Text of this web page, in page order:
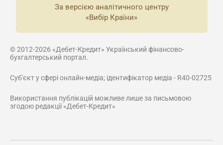
За версією аналітичного центру
«Вибір Країни»
© 2012-2026 «Дебет-Кредит» Український фінансово-
бухгалтерський портал.
Суб'єкт у сфері онлайн-медіа; ідентифікатор медіа - R40-02725
Використання публікацій можливе лише за письмовою
згодою редакції «Дебет-Кредит»